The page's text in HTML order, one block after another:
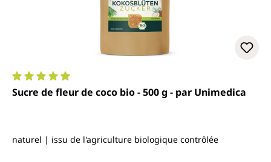
Note moyenne de 4.9 sur 5 étoiles
Sucre de fleur de coco bio - 500 g - par Unimedica
naturel | issu de l'agriculture biologique contrôlée